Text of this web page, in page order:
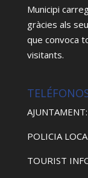
Municipi
gràcies als
que convoca
visitants.
POLICIA
TOURIST